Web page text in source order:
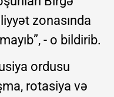
zonasında
- o bildirib.
ordusu
rotasiya və